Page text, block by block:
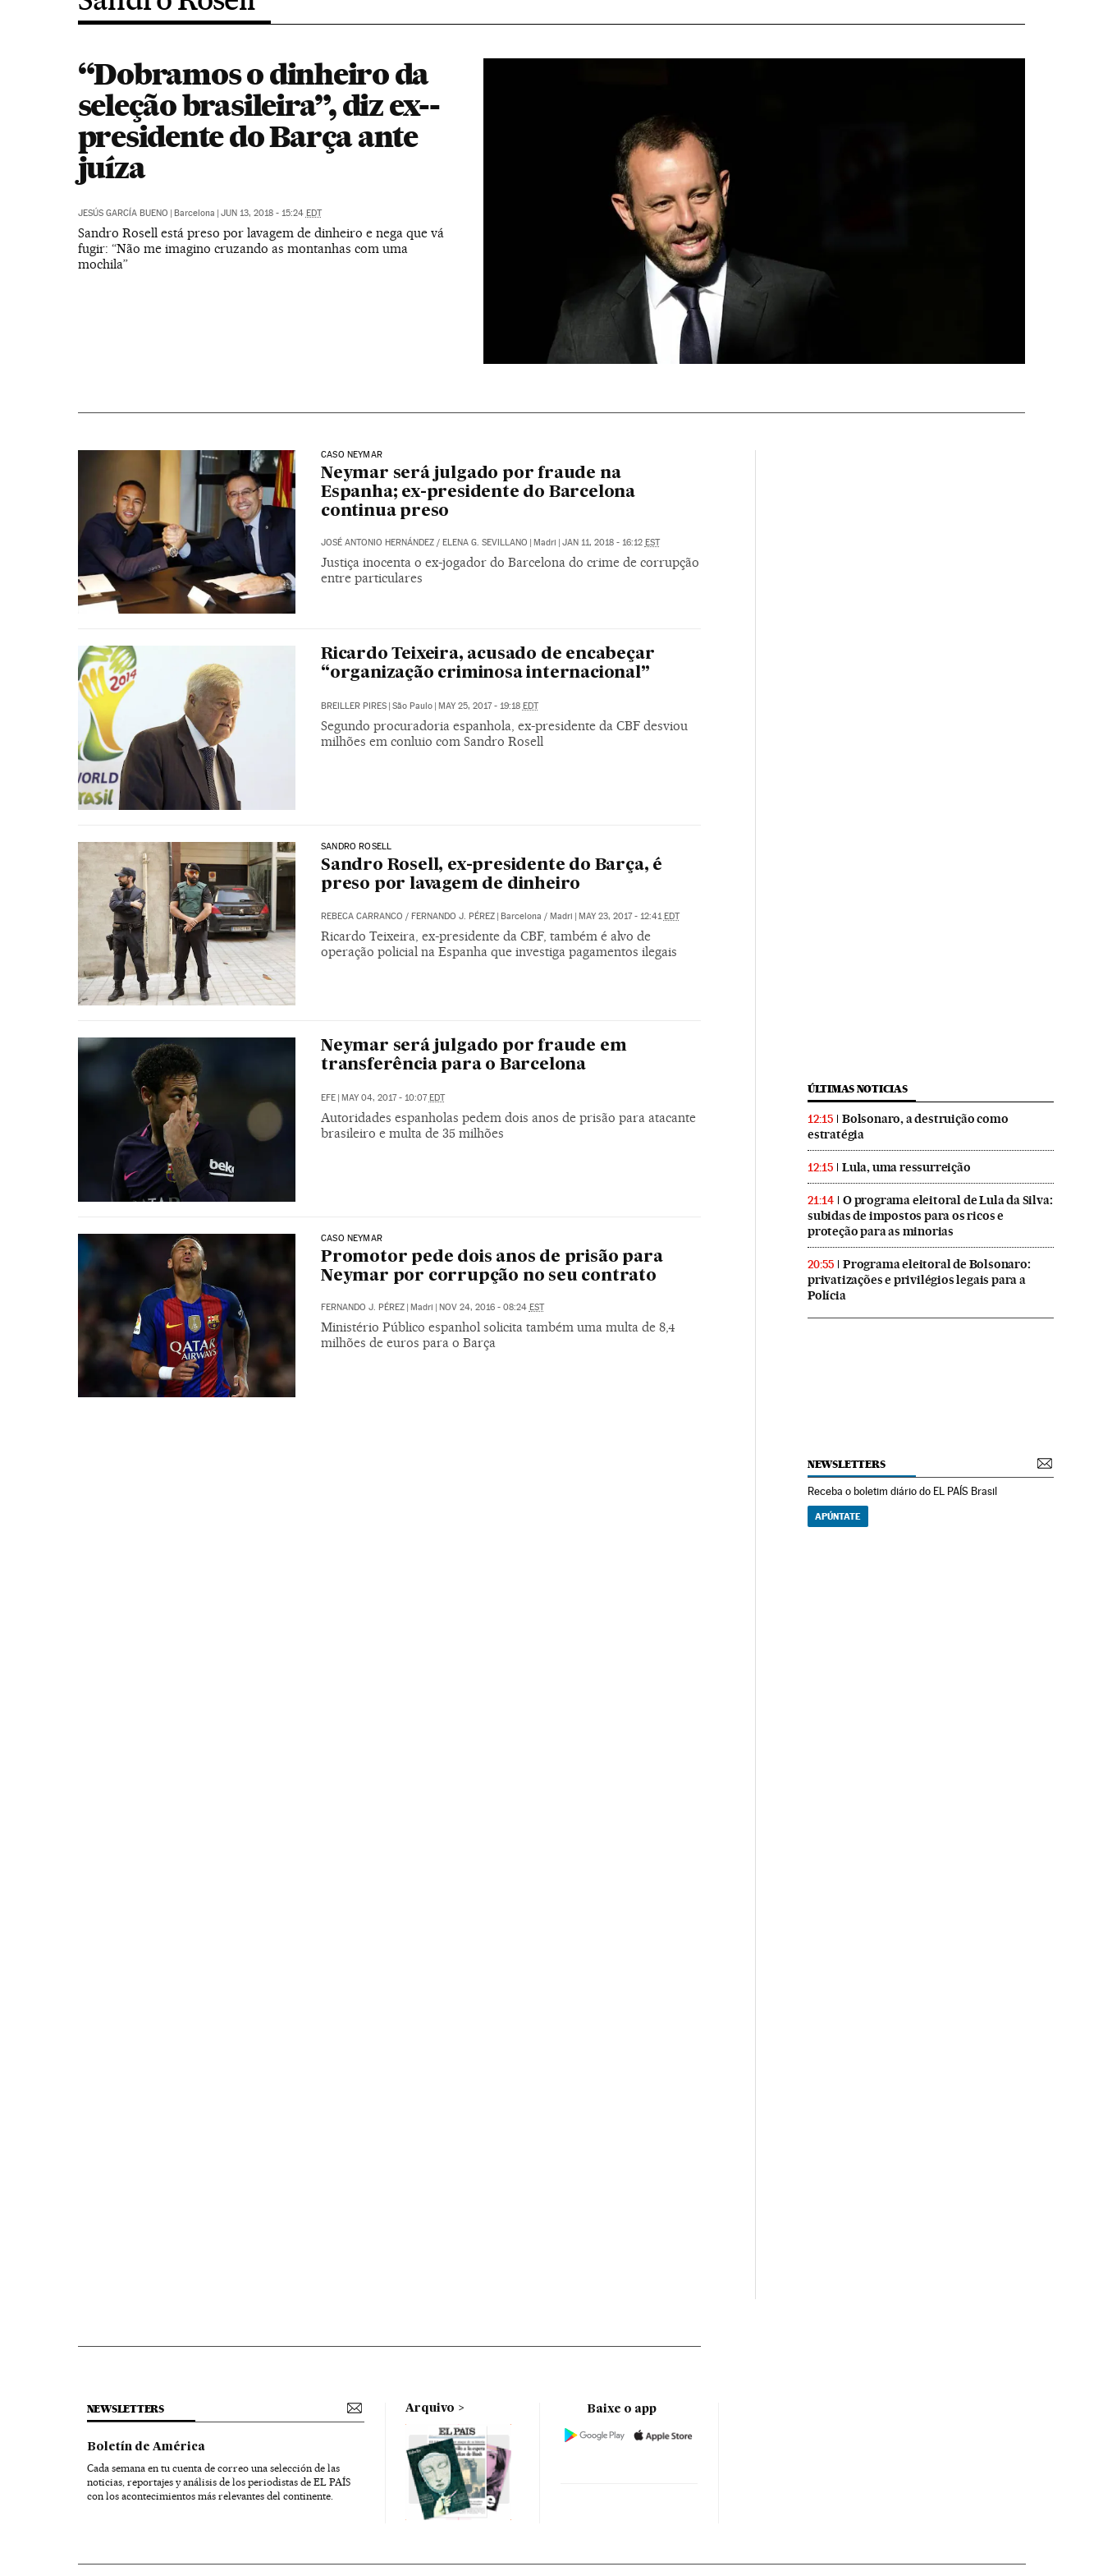
“Dobramos o dinheiro da
seleção brasileira”, diz ex--
presidente do Barça ante
juíza
JESÚS GARCÍA BUENO | Barcelona | JUN 13, 2018 - 15:24 EDT
Sandro Rosell está preso por lavagem de dinheiro e nega que vá
fugir: “Não me imagino cruzando as montanhas com uma
mochila”
CASO NEYMAR
Neymar será julgado por fraude na
Espanha; ex-presidente do Barcelona
continua preso
JOSÉ ANTONIO HERNÁNDEZ/ ELENA G. SEVILLANO | Madri | JAN 11, 2018 - 16:12 EST
Justiça inocenta o ex-jogador do Barcelona do crime de corrupção
entre particulares
Ricardo Teixeira, acusado de encabeçar
“organização criminosa internacional”
BREILLER PIRES | São Paulo | MAY 25, 2017 - 19:18 EDT
Segundo procuradoria espanhola, ex-presidente da CBF desviou
milhões em conluio com Sandro Rosell
SANDRO ROSELL
Sandro Rosell, ex-presidente do Barça, é
preso por lavagem de dinheiro
REBECA CARRANCO / FERNANDO J. PÉREZ | Barcelona / Madri | MAY 23, 2017 - 12:41 EDT
Ricardo Teixeira, ex-presidente da CBF, também é alvo de
operação policial na Espanha que investiga pagamentos ilegais
Neymar será julgado por fraude em
transferência para o Barcelona
EFE | MAY 04, 2017 - 10:07EDT
Autoridades espanholas pedem dois anos de prisão para atacante
brasileiro e multa de 35 milhões
CASO NEYMAR
Promotor pede dois anos de prisão para
Neymar por corrupção no seu contrato
FERNANDO J. PÉREZ Madri NOV 24, 2016 - 08:24 EST
Ministério Público espanhol solicita também uma multa de 8,4
milhões de euros para o Barça
ÚLTIMAS NOTICIAS
12:15
Bolsonaro, a destruição como
estratégia
12:15 Lula, uma ressurreição
21:14
O programa eleitoral de Lula da Silva:
subidas de impostos para os ricos e
proteção para as minorias
20:55
Programa eleitoral de Bolsonaro:
privatizações e privilégios legais para a
Polícia
NEWSLETTERS
Receba o boletim diário do EL PAÍS Brasil
APÚNTATE
NEWSLETTERS
Boletín de América
Cada semana en tu cuenta de correo una selección de las
noticias, reportajes y análisis de los periodistas de EL PAÍS
con los acontecimientos más relevantes del continente.
Arquivo Baixe o app